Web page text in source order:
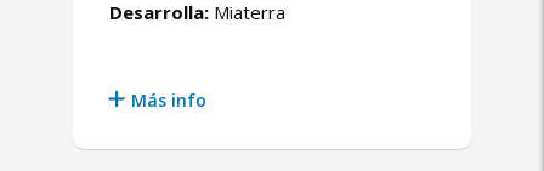
Desarrolla: Miaterra
Más info